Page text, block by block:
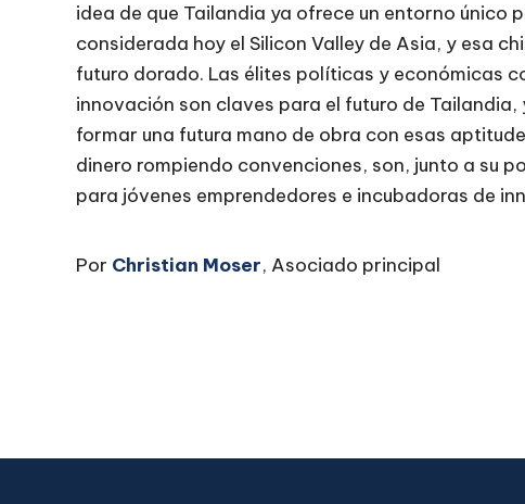
idea de que Tailandia ya ofrece un entorno único
considerada hoy el Silicon Valley de Asia, y esa
futuro dorado. Las élites políticas y económicas
innovación son claves para el futuro de
formar una futura mano de obra con esas
dinero rompiendo convenciones, son, junto a su
para jóvenes emprendedores e incubadoras de
Por Christian Moser, Asociado principal